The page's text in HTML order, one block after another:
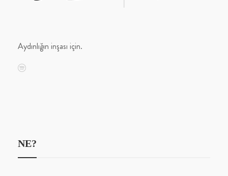
Aydınlığın inşası için.
NE?